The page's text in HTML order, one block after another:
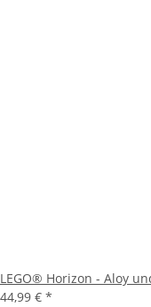
LEGO® Horizon - Aloy
44,99 € *